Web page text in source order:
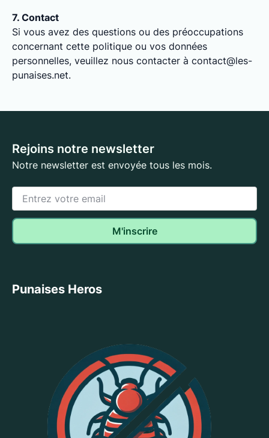
7. Contact
Si vous avez des questions ou des préoccupations
concernant cette politique ou vos données
personnelles, veuillez nous contacter à contact@les-
punaises.net.
Rejoins notre newsletter
Notre newsletter est envoyée tous les mois.
Punaises Heros